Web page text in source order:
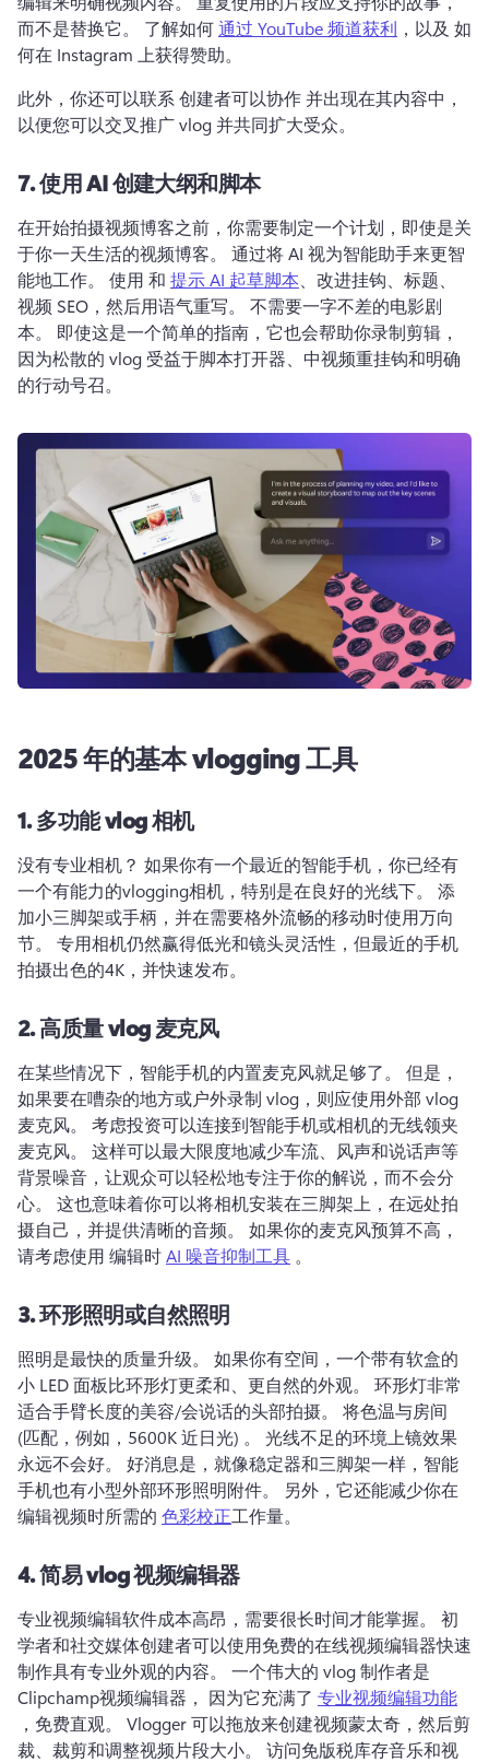
而不是替换它。 了解如何 通过 YouTube 频道获利 ，以及 如
何在 Instagram 上获得赞助。
此外，你还可以联系 创建者可以协作 并出现在其内容中，
以便您可以交叉推广 vlog 并共同扩大受众。
7.使用 AI 创建大纲和脚本
在开始拍摄视频博客之前，你需要制定一个计划，即使是关
于你一天生活的视频博客。 通过将 AI 视为智能助手来更智
能地工作。 使用 和 提示 AI 起草脚本 、改进挂钩、标题、
视频 SEO，然后用语气重写。 不需要一字不差的电影剧
本。 即使这是一个简单的指南，它也会帮助你录制剪辑，
因为松散的 vlog 受益于脚本打开器、中视频重挂钩和明确
的行动号召。
2025 年的基本 vlogging 工具
1.多功能 vlog 相机
没有专业相机？ 如果你有一个最近的智能手机，你已经有
一个有能力的vlogging相机，特别是在良好的光线下。 添
加小三脚架或手柄，并在需要格外流畅的移动时使用万向
节。 专用相机仍然赢得低光和镜头灵活性，但最近的手机
拍摄出色的4K，并快速发布。
2.高质量 vlog 麦克风
在某些情况下，智能手机的内置麦克风就足够了。 但是，
如果要在嘈杂的地方或户外录制 vlog，则应使用外部 vlog
麦克风。 考虑投资可以连接到智能手机或相机的无线领夹
麦克风。 这样可以最大限度地减少车流、风声和说话声等
背景噪音，让观众可以轻松地专注于你的解说，而不会分
心。 这也意味着你可以将相机安装在三脚架上，在远处拍
摄自己，并提供清晰的音频。 如果你的麦克风预算不高，
请考虑使用 编辑时 AI 噪音抑制工具 。
3.环形照明或自然照明
照明是最快的质量升级。 如果你有空间，一个带有软盒的
小 LED 面板比环形灯更柔和、更自然的外观。 环形灯非常
适合手臂长度的美容/会说话的头部拍摄。 将色温与房间
(匹配，例如，5600K 近日光) 。 光线不足的环境上镜效果
永远不会好。 好消息是，就像稳定器和三脚架一样，智能
手机也有小型外部环形照明附件。 另外，它还能减少你在
编辑视频时所需的 色彩校正工作量。
4.简易 vlog 视频编辑器
专业视频编辑软件成本高昂，需要很长时间才能掌握。 初
学者和社交媒体创建者可以使用免费的在线视频编辑器快速
制作具有专业外观的内容。 一个伟大的 vlog 制作者是
Clipchamp视频编辑器， 因为它充满了 专业视频编辑功能
，免费直观。 Vlogger 可以拖放来创建视频蒙太奇，然后剪
裁、裁剪和调整视频片段大小。 访问免版税库存音乐和视